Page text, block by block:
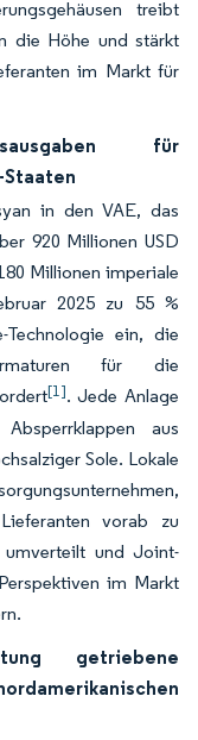
treibt
die Höhe und stärkt
im Markt für
für
Staaten
in den VAE, das
920 Millionen USD
Millionen imperiale
2025 zu 55 %
Technologie ein, die
Armaturen für die
[1]. Jede Anlage
aus
Sole. Lokale
vorab zu
umverteilt und Joint-
im Markt
getriebene